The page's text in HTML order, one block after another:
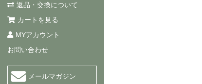
返品・交換について
カートを見る
MYアカウント
お問い合わせ
メールマガジン